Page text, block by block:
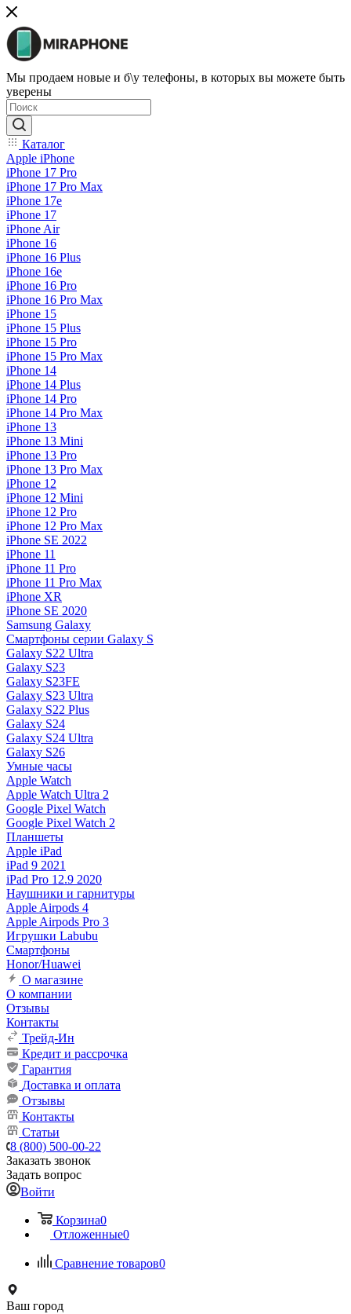
Мы продаем новые и б\у телефоны, в которых вы можете быть
уверены
Каталог
Apple iPhone
iPhone 17 Pro
iPhone 17 Pro Max
iPhone 17e
iPhone 17
iPhone Air
iPhone 16
iPhone 16 Plus
iPhone 16e
iPhone 16 Pro
iPhone 16 Pro Max
iPhone 15
iPhone 15 Plus
iPhone 15 Pro
iPhone 15 Pro Max
iPhone 14
iPhone 14 Plus
iPhone 14 Pro
iPhone 14 Pro Max
iPhone 13
iPhone 13 Mini
iPhone 13 Pro
iPhone 13 Pro Max
iPhone 12
iPhone 12 Mini
iPhone 12 Pro
iPhone 12 Pro Max
iPhone SE 2022
iPhone 11
iPhone 11 Pro
iPhone 11 Pro Max
iPhone XR
iPhone SE 2020
Samsung Galaxy
Смартфоны серии Galaxy S
Galaxy S22 Ultra
Galaxy S23
Galaxy S23FE
Galaxy S23 Ultra
Galaxy S22 Plus
Galaxy S24
Galaxy S24 Ultra
Galaxy S26
Умные часы
Apple Watch
Apple Watch Ultra 2
Google Pixel Watch
Google Pixel Watch 2
Планшеты
Apple iPad
iPad 9 2021
iPad Pro 12.9 2020
Наушники и гарнитуры
Apple Airpods 4
Apple Airpods Pro 3
Игрушки Labubu
Смартфоны
Honor/Huawei
О магазине
О компании
Отзывы
Контакты
Трейд-Ин
Кредит и рассрочка
Гарантия
Доставка и оплата
Отзывы
Контакты
Статьи
8 (800) 500-00-22
Заказать звонок
Задать вопрос
Войти
Корзина0
Отложенные0
Сравнение товаров0
Ваш город